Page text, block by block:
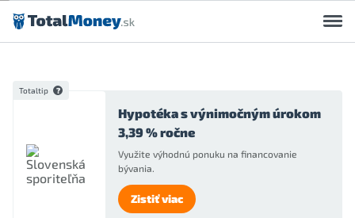
Preskočiť na obsah
Totaltip
Hypotéka s výnimočným úrokom
3,39 % ročne
Využite výhodnú ponuku na financovanie
bývania.
Zistiť viac